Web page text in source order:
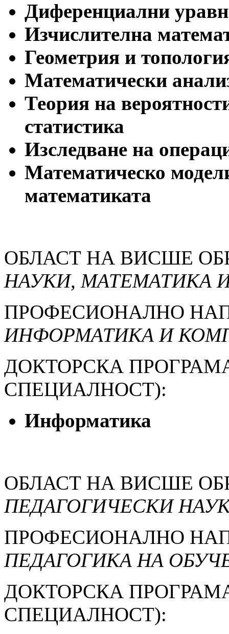
Диференциални
Изчислителна
Геометрия и
Математически
Теория на
статистика
Изследване на
Математическо
математиката
ОБЛАСТ НА ВИСШЕ
НАУКИ, МАТЕМАТИКА
ПРОФЕСИОНАЛНО
ИНФОРМАТИКА И
ДОКТОРСКА
СПЕЦИАЛНОСТ):
Информатика
ОБЛАСТ НА ВИСШЕ
ПЕДАГОГИЧЕСКИ
ПРОФЕСИОНАЛНО
ПЕДАГОГИКА НА
ДОКТОРСКА
СПЕЦИАЛНОСТ):